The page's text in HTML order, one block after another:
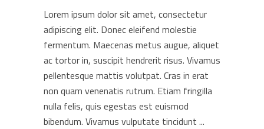
Lorem ipsum dolor sit amet, consectetur
adipiscing elit. Donec eleifend molestie
fermentum. Maecenas metus augue, aliquet
ac tortor in, suscipit hendrerit risus. Vivamus
pellentesque mattis volutpat. Cras in erat
non quam venenatis rutrum. Etiam fringilla
nulla felis, quis egestas est euismod
bibendum. Vivamus vulputate tincidunt